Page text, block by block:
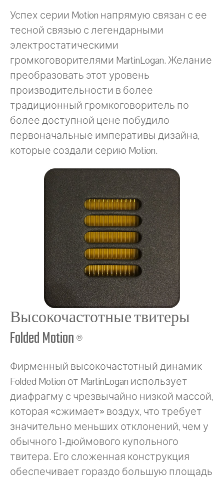
Успех серии Motion напрямую связан с ее
тесной связью с легендарными
электростатическими
громкоговорителями MartinLogan. Желание
преобразовать этот уровень
производительности в более
традиционный громкоговоритель по
более доступной цене побудило
первоначальные императивы дизайна,
которые создали серию Motion.
Высокочастотные твитеры
Folded Motion ®
Фирменный высокочастотный динамик
Folded Motion от MartinLogan использует
диафрагму с чрезвычайно низкой массой,
которая «сжимает» воздух, что требует
значительно меньших отклонений, чем у
обычного 1-дюймового купольного
твитера. Его сложенная конструкция
обеспечивает гораздо большую площадь